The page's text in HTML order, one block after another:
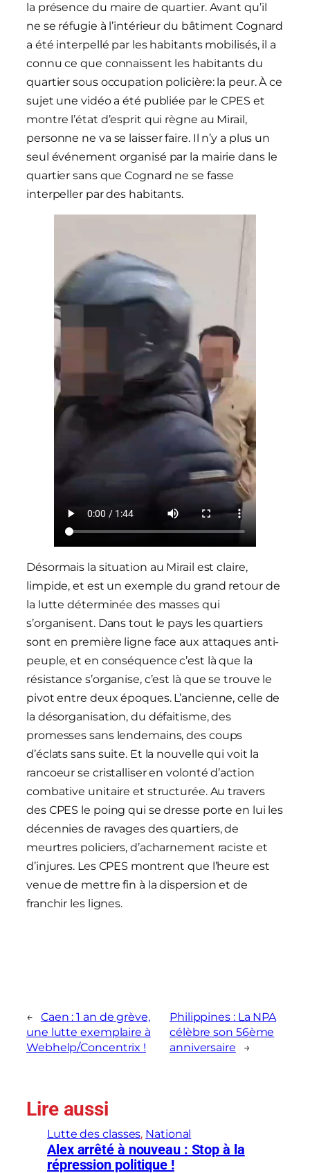
la présence du maire de quartier. Avant qu’il
ne se réfugie à l’intérieur du bâtiment Cognard
a été interpellé par les habitants mobilisés, il a
connu ce que connaissent les habitants du
quartier sous occupation policière: la peur. À ce
sujet une vidéo a été publiée par le CPES et
montre l’état d’esprit qui règne au Mirail,
personne ne va se laisser faire. Il n’y a plus un
seul événement organisé par la mairie dans le
quartier sans que Cognard ne se fasse
interpeller par des habitants.
Désormais la situation au Mirail est claire,
limpide, et est un exemple du grand retour de
la lutte déterminée des masses qui
s’organisent. Dans tout le pays les quartiers
sont en première ligne face aux attaques anti-
peuple, et en conséquence c’est là que la
résistance s’organise, c’est là que se trouve le
pivot entre deux époques. L’ancienne, celle de
la désorganisation, du défaitisme, des
promesses sans lendemains, des coups
d’éclats sans suite. Et la nouvelle qui voit la
rancoeur se cristalliser en volonté d’action
combative unitaire et structurée. Au travers
des CPES le poing qui se dresse porte en lui les
décennies de ravages des quartiers, de
meurtres policiers, d’acharnement raciste et
d’injures. Les CPES montrent que l’heure est
venue de mettre fin à la dispersion et de
franchir les lignes.
←
Caen : 1 an de grève,
une lutte exemplaire à
Webhelp/Concentrix !
Philippines : La NPA
célèbre son 56ème
anniversaire
→
Lire aussi
Lutte des classes, National
Alex arrêté à nouveau : Stop à la
répression politique !